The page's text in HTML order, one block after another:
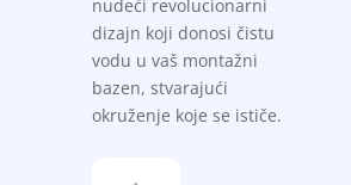
nudeći revolucionarni
dizajn koji donosi čistu
vodu u vaš montažni
bazen, stvarajući
okruženje koje se ističe.